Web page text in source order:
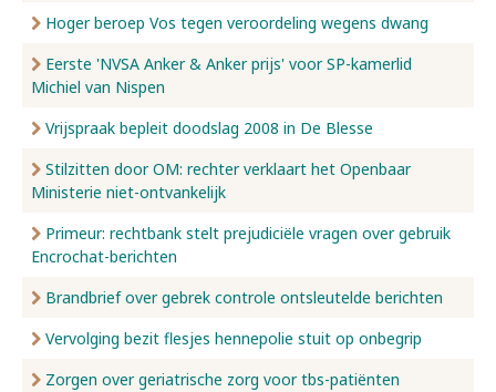
Hoger beroep Vos tegen veroordeling wegens dwang
Eerste 'NVSA Anker & Anker prijs' voor SP-kamerlid
Michiel van Nispen
Vrijspraak bepleit doodslag 2008 in De Blesse
Stilzitten door OM: rechter verklaart het Openbaar
Ministerie niet-ontvankelijk
Primeur: rechtbank stelt prejudiciële vragen over gebruik
Encrochat-berichten
Brandbrief over gebrek controle ontsleutelde berichten
Vervolging bezit flesjes hennepolie stuit op onbegrip
Zorgen over geriatrische zorg voor tbs-patiënten